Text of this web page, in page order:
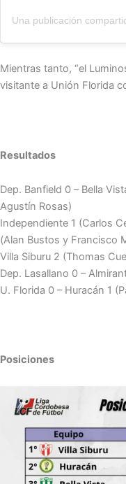
Mientras tanto, “el
visitante a Unión Florida
Resultados
Dep. Banfield 0 – Bella
Agustín Rosas)
Independiente 1 (Carlos
(Alan Bustos y Francisco
Villa Siburu 2 (Thomas
Dep. Lasallano 0 –
U. Florida 0 – Huracán 1
Posiciones